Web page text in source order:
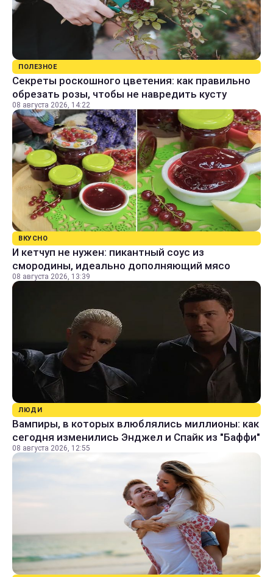
ПОЛЕЗНОЕ
Секреты роскошного цветения: как правильно
обрезать розы, чтобы не навредить кусту
08 августа 2026, 14:22
ВКУСНО
И кетчуп не нужен: пикантный соус из
смородины, идеально дополняющий мясо
08 августа 2026, 13:39
ЛЮДИ
Вампиры, в которых влюблялись миллионы: как
сегодня изменились Энджел и Спайк из "Баффи"
08 августа 2026, 12:55